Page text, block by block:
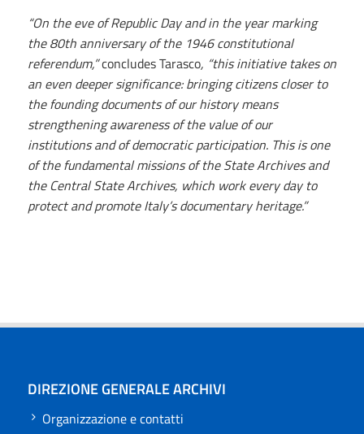
“On the eve of Republic Day and in the year marking
the 80th anniversary of the 1946 constitutional
referendum,”concludes Tarasco, “this initiative takes on
an even deeper significance: bringing citizens closer to
the founding documents of our history means
strengthening awareness of the value of our
institutions and of democratic participation. This is one
of the fundamental missions of the State Archives and
the Central State Archives, which work every day to
protect and promote Italy’s documentary heritage.”
DIREZIONE GENERALE ARCHIVI
Organizzazione e contatti